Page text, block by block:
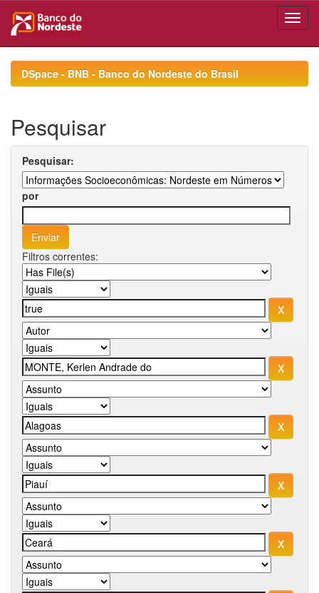
navigationDSpace - BNB - Banco do Nordeste do Brasil
Pesquisar
Pesquisar:
por
Filtros correntes: